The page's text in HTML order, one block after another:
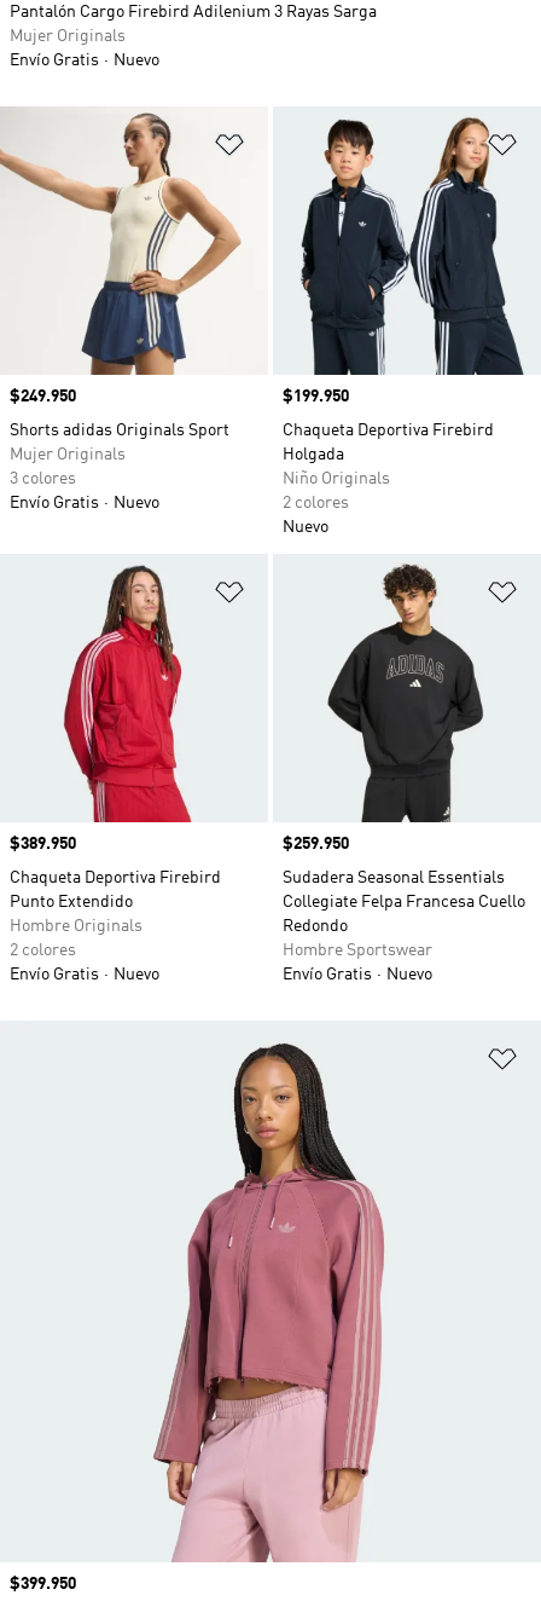
Añadir a la lista de deseos
Precio
$249.950
Shorts adidas Originals Sport
Mujer Originals
3 colores
Envío Gratis
Nuevo
Precio
$199.950
Chaqueta Deportiva Firebird
Holgada
Niño Originals
2 colores
Nuevo
Añadir a la lista de deseos
Precio
$389.950
Chaqueta Deportiva Firebird
Punto Extendido
Hombre Originals
2 colores
Envío Gratis
Nuevo
Precio
$259.950
Sudadera Seasonal Essentials
Collegiate Felpa Francesa Cuello
Redondo
Hombre Sportswear
Envío Gratis
Nuevo
Precio
$399.950
Pantalón Cargo Firebird Adilenium 3 Rayas Sarga
Mujer Originals
Envío Gratis
Nuevo